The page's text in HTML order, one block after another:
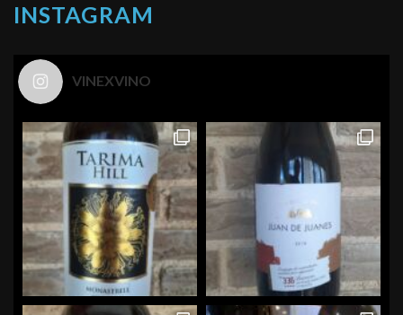
INSTAGRAM
VINEXVINO